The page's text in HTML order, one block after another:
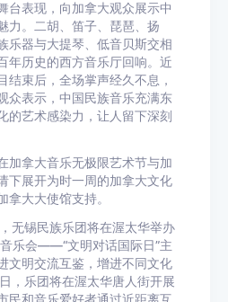
台表现，向加拿大观众展示中
力。二胡、笛子、琵琶、扬
乐器与大提琴、低音贝斯交相
年历史的西方音乐厅回响。近
结束后，全场掌声经久不息，
众表示，中国民族音乐充满东
的艺术感染力，让人留下深刻
拿大音乐无极限艺术节与加
下展开为时一周的加拿大文化
拿大大使馆支持。
锡民族乐团将在渥太华举办
音乐会——“文明对话国际日”主
文明交流互鉴，增进不同文化
，乐团将在渥太华唐人街开展